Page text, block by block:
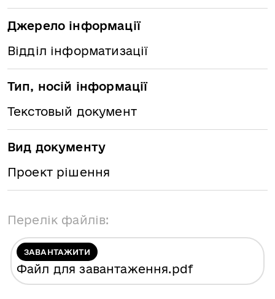
Джерело інформації
Відділ інформатизації
Тип, носій інформації
Текстовый документ
Вид документу
Проект рішення
Перелік файлів:
ЗАВАНТАЖИТИ
Файл для завантаження.pdf